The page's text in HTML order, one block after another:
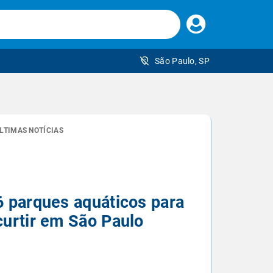
Faça
seu
São Paulo, SP
NOTÍCIAS
parques aquáticos para
em São Paulo
brasileiro